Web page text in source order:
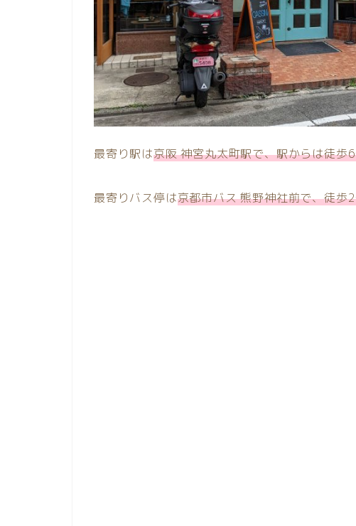
最寄り駅は京阪 神宮丸太町駅で、駅からは徒歩
最寄りバス停は京都市バス 熊野神社前で、徒歩